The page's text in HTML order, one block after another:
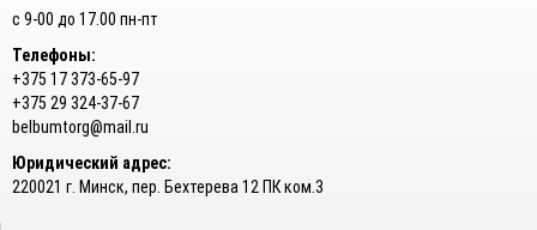
с 9-00 до 17.00 пн-пт
Телефоны:
+375 17 373-65-97
+375 29 324-37-67
belbumtorg@mail.ru
Юридический адрес:
220021 г. Минск, пер. Бехтерева 12 ПК ком.3